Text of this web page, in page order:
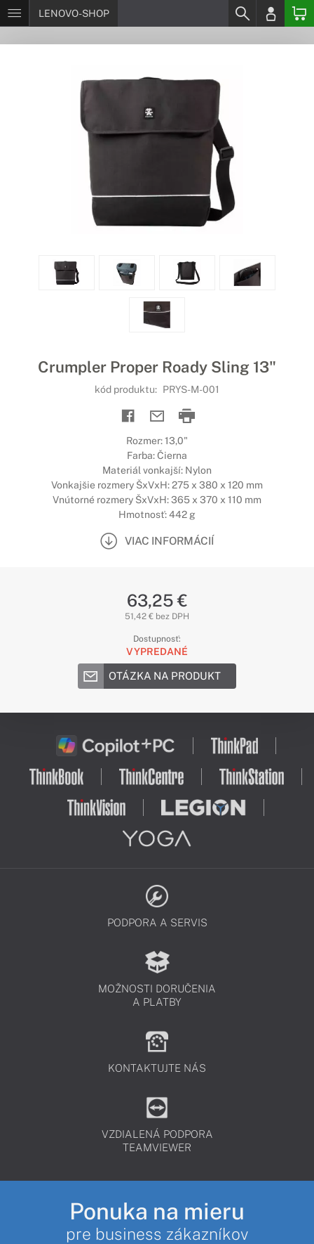
LENOVO-SHOP
Crumpler Proper Roady Sling 13"
kód produktu: PRYS-M-001
Rozmer: 13,0"
Farba: Čierna
Materiál vonkajší: Nylon
Vonkajšie rozmery ŠxVxH: 275 x 380 x 120 mm
Vnútorné rozmery ŠxVxH: 365 x 370 x 110 mm
Hmotnosť: 442 g
VIAC INFORMÁCIÍ
63,25 €
51,42 € bez DPH
Dostupnosť:
VYPREDANÉ
OTÁZKA NA PRODUKT
PODPORA A SERVIS
MOŽNOSTI DORUČENIA
A PLATBY
KONTAKTUJTE NÁS
VZDIALENÁ PODPORA
TEAMVIEWER
Ponuka na mieru
pre business zákazníkov